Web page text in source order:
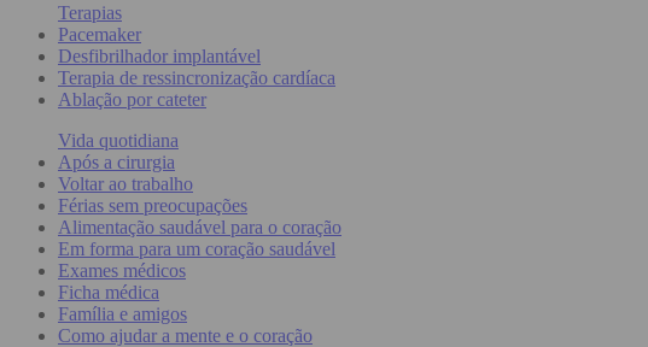
Terapias
Pacemaker
Desfibrilhador implantável
Terapia de ressincronização cardíaca
Ablação por cateter
Vida quotidiana
Após a cirurgia
Voltar ao trabalho
Férias sem preocupações
Alimentação saudável para o coração
Em forma para um coração saudável
Exames médicos
Ficha médica
Família e amigos
Como ajudar a mente e o coração